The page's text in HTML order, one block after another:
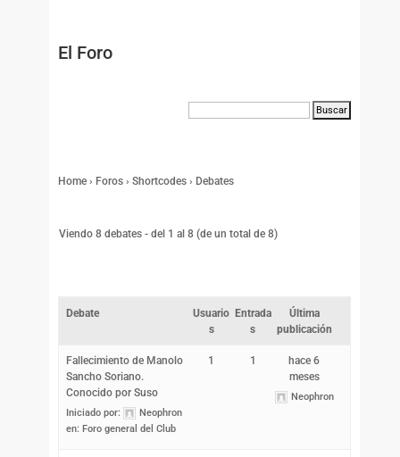
El Foro
Home › Foros › Shortcodes › Debates
Viendo 8 debates - del 1 al 8 (de un total de 8)
Debate
Usuario
s
Entrada
s
Última
publicación
Fallecimiento de Manolo
Sancho Soriano.
Conocido por Suso
Iniciado por:
Neophron
en: Foro general del Club
1 1
hace 6
meses
Neophron